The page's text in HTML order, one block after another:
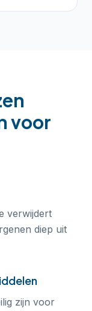
voor
verwijdert
diep uit
zijn voor